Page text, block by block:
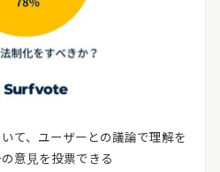
て、ユーザーとの議論で理解を
意見を投票できる